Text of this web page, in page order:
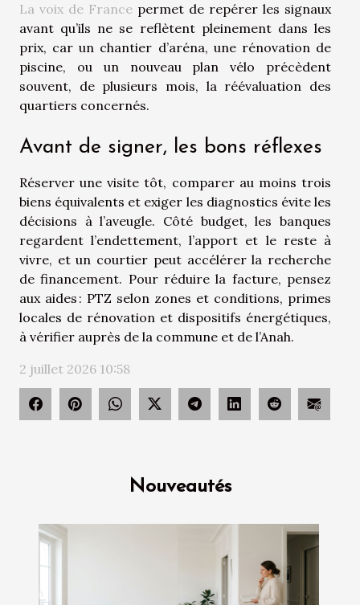
La voix de France permet de repérer les signaux
avant qu’ils ne se reflètent pleinement dans les
prix, car un chantier d’aréna, une rénovation de
piscine, ou un nouveau plan vélo précèdent
souvent, de plusieurs mois, la réévaluation des
quartiers concernés.
Avant de signer, les bons réflexes
Réserver une visite tôt, comparer au moins trois
biens équivalents et exiger les diagnostics évite les
décisions à l’aveugle. Côté budget, les banques
regardent l’endettement, l’apport et le reste à
vivre, et un courtier peut accélérer la recherche
de financement. Pour réduire la facture, pensez
aux aides : PTZ selon zones et conditions, primes
locales de rénovation et dispositifs énergétiques,
à vérifier auprès de la commune et de l’Anah.
2 juillet 2026 10:58
Nouveautés